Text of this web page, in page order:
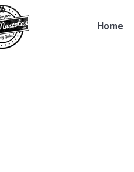
Home
Home